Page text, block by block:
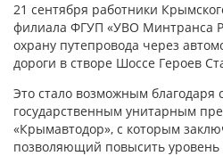
21 сентября работники
филиала ФГУП «УВО Минтранса
охрану путепровода через
дороги в створе Шоссе Героев
Это стало возможным благодаря
государственным унитарным
«Крымавтодор», с которым
позволяющий повысить